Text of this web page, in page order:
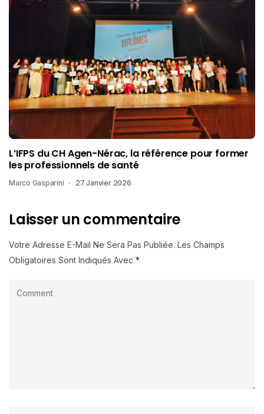
L’IFPS du CH Agen-Nérac, la référence pour former
les professionnels de santé
Marco Gasparini 27 Janvier 2026
Laisser un commentaire
Votre Adresse E-Mail Ne Sera Pas Publiée. Les Champs
Obligatoires Sont Indiqués Avec *